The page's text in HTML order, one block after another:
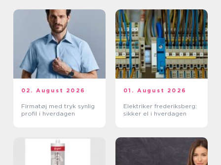
02. August 2026
Firmatøj med tryk synlig
profil i hverdagen
01. August 2026
Elektriker frederiksberg:
sikker el i hverdagen